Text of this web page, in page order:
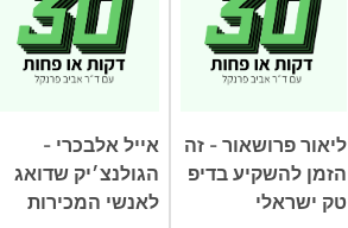
ליאור פרושאור - זה
הזמן להשקיע בדיפ
טק ישראלי
אייל אלבכרי -
הגולנצ׳יק שדואג
לאנשי המכירות